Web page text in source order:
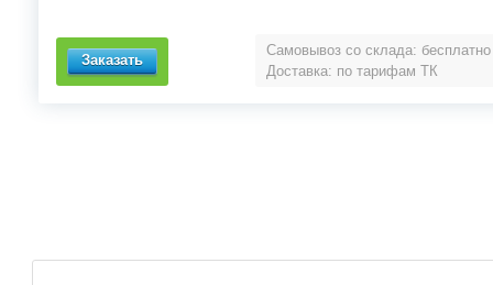
Самовывоз со склада: бесплатно
Доставка: по тарифам ТК